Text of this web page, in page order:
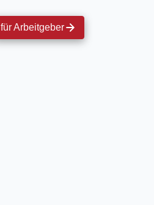
für Arbeitgeber